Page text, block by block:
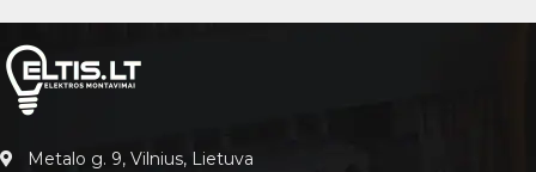
Metalo g. 9, Vilnius, Lietuva